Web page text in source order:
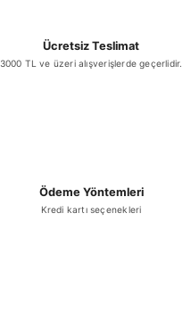
Ücretsiz Teslimat
3000 TL ve üzeri alışverişlerde geçerlidir.
Ödeme Yöntemleri
Kredi kartı seçenekleri